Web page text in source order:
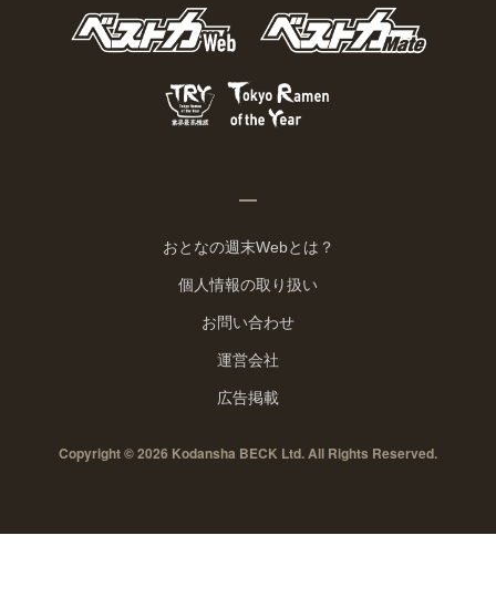
おとなの週末Webとは？
個人情報の取り扱い
お問い合わせ
運営会社
広告掲載
Copyright © 2026 Kodansha BECK Ltd. All Rights Reserved.